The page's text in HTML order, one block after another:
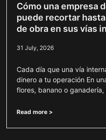
Cómo una empresa
puede recortar
de obra en sus vías
31 July, 2026
Cada día que una vía
dinero a tu operación En
flores, banano o ganadería,
Read more >